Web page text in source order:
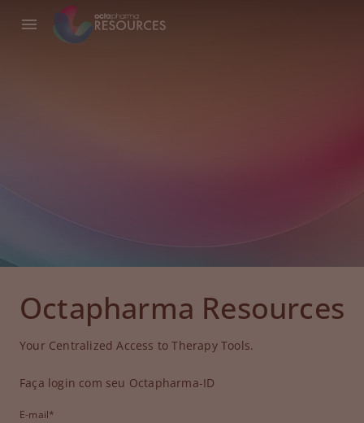
Octapharma Resources
Your Centralized Access to Therapy Tools.
Faça login com seu Octapharma-ID
E-mail*